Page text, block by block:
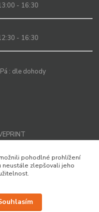
- 16:30
- 16:30
: dle dohody
pohodlné prohlížení
neustále zlepšovali jeho